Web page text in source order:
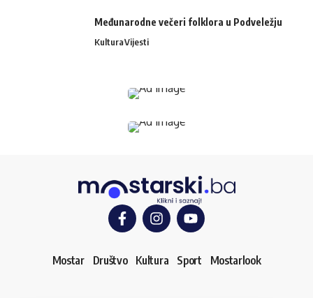
Međunarodne večeri folklora u Podveležju
KulturaVijesti
Mostar Društvo Kultura Sport Mostarlook